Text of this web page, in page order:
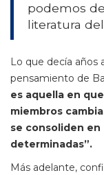
podemos
literatura
Lo que decía años
pensamiento de
es aquella en
miembros
se consoliden
determinadas”.
Más adelante,